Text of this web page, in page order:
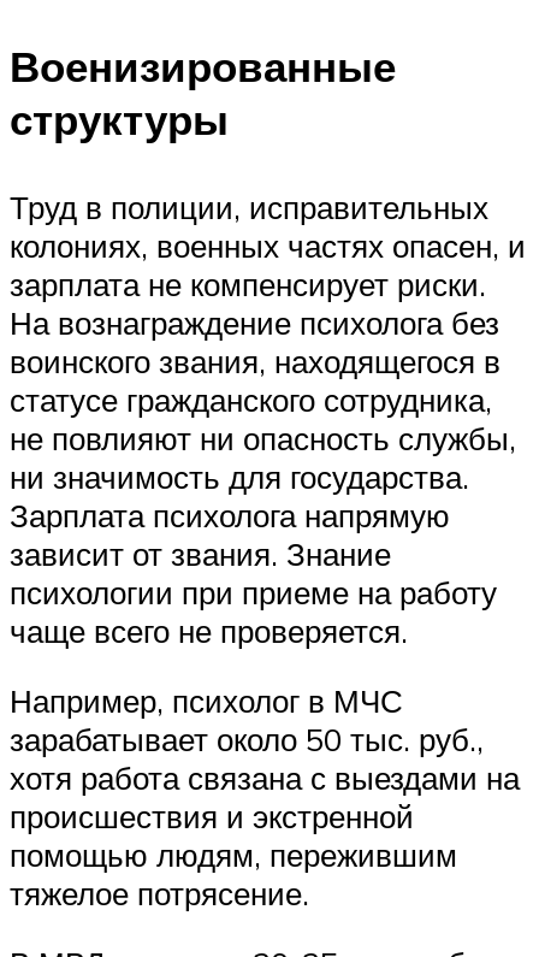
Военизированные
структуры
Труд в полиции, исправительных
колониях, военных частях опасен, и
зарплата не компенсирует риски.
На вознаграждение психолога без
воинского звания, находящегося в
статусе гражданского сотрудника,
не повлияют ни опасность службы,
ни значимость для государства.
Зарплата психолога напрямую
зависит от звания. Знание
психологии при приеме на работу
чаще всего не проверяется.
Например, психолог в МЧС
зарабатывает около 50 тыс. руб.,
хотя работа связана с выездами на
происшествия и экстренной
помощью людям, пережившим
тяжелое потрясение.